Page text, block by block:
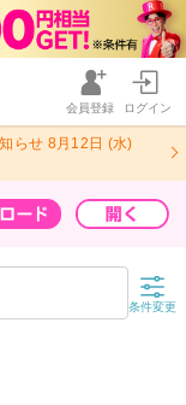
会員登録 ログイン
らせ 8月12日 (水)
条件変更